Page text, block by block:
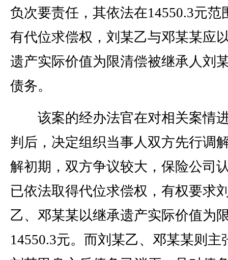
负次要责任，其依法在14550.3元范
有代位求偿权，刘某乙与邓某某应
遗产实际价值为限清偿被继承人刘
债务。
该案的经办法官在对相关案情
判后，决定组织当事人双方先行调
解初期，双方争议较大，保险公司
已依法取得代位求偿权，有权要求
乙、邓某某以继承遗产实际价值为
14550.3元。而刘某乙、邓某某则主